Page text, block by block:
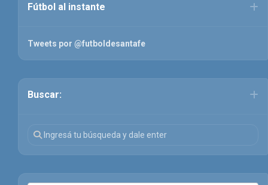
Fútbol al instante
Tweets por @futboldesantafe
Buscar: